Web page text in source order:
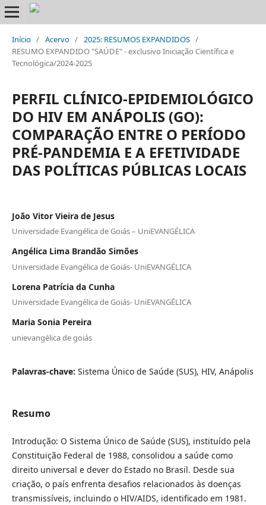
Início / Acervo / 2025: RESUMOS EXPANDIDOS /
RESUMO EXPANDIDO "SAÚDE" - exclusivo Iniciação Científica e
Tecnológica/2024-2025
PERFIL CLÍNICO-EPIDEMIOLÓGICO
DO HIV EM ANÁPOLIS (GO):
COMPARAÇÃO ENTRE O PERÍODO
PRÉ-PANDEMIA E A EFETIVIDADE
DAS POLÍTICAS PÚBLICAS LOCAIS
João Vitor Vieira de Jesus
Universidade Evangélica de Goiás – UniEVANGÉLICA
Angélica Lima Brandão Simões
Universidade Evangélica de Goiás- UniEVANGÉLICA
Lorena Patrícia da Cunha
Universidade Evangélica de Goiás- UniEVANGÉLICA
Maria Sonia Pereira
unievangélica de goiás
Palavras-chave: Sistema Único de Saúde (SUS), HIV, Anápolis
Resumo
Introdução: O Sistema Único de Saúde (SUS), instituído pela
Constituição Federal de 1988, consolidou a saúde como
direito universal e dever do Estado no Brasil. Desde sua
criação, o país enfrenta desafios relacionados às doenças
transmissíveis, incluindo o HIV/AIDS, identificado em 1981.